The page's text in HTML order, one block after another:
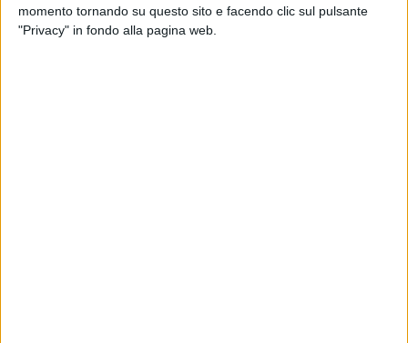
momento tornando su questo sito e facendo clic sul pulsante
"Privacy" in fondo alla pagina web.